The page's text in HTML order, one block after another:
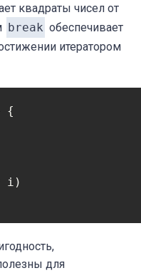
квадраты чисел от
break обеспечивает
итератором
{
для